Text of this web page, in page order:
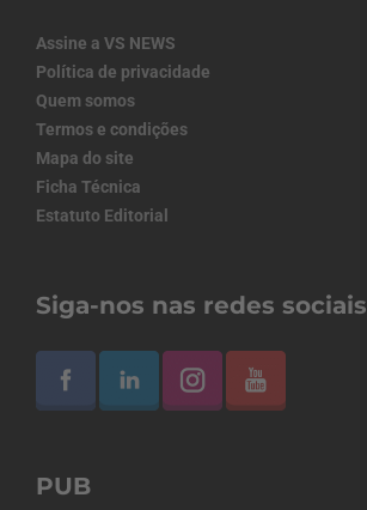
Assine a VS NEWS
Política de privacidade
Quem somos
Termos e condições
Mapa do site
Ficha Técnica
Estatuto Editorial
Siga-nos nas redes sociais
PUB